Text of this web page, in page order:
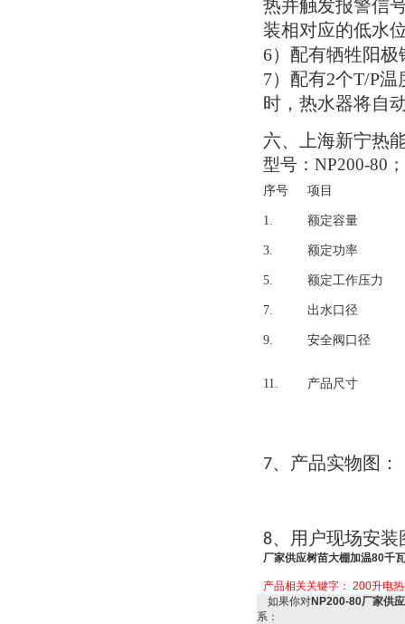
热并触发报警信
装相对应的低水
6） 配有牺牲阳极
7） 配有2个T/P温
时 ， 热水器将自
六、 上海新宁热
型号 ：NP200-80
序号 项目
1. 额定容量
3. 额定功率
5. 额定工作压力
7. 出水口径
9. 安全阀口径
11. 产品尺寸
7、 产品实物图 ：
8、 用户现场安装
厂家供应树苗大棚加温80千
产品相关关键字： 200升电
如果你对NP200-80厂家供
系：